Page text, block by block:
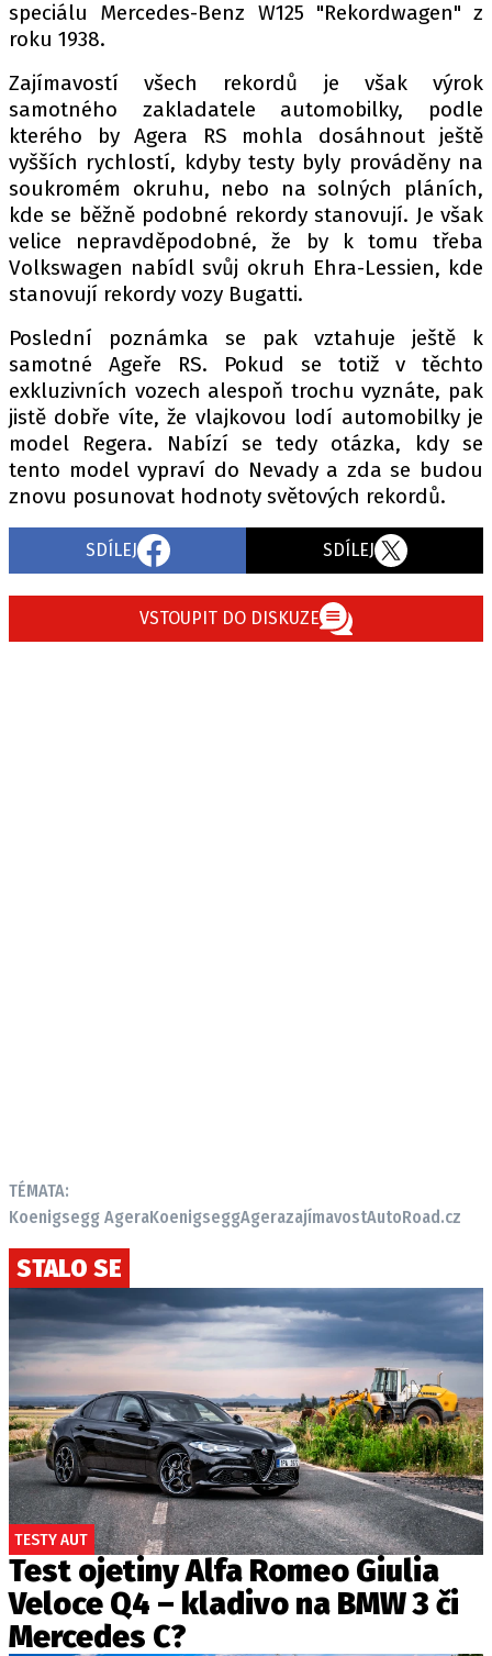
speciálu Mercedes-Benz W125 "Rekordwagen" z
roku 1938.
Zajímavostí všech rekordů je však výrok
samotného zakladatele automobilky, podle
kterého by Agera RS mohla dosáhnout ještě
vyšších rychlostí, kdyby testy byly prováděny na
soukromém okruhu, nebo na solných pláních,
kde se běžně podobné rekordy stanovují. Je však
velice nepravděpodobné, že by k tomu třeba
Volkswagen nabídl svůj okruh Ehra-Lessien, kde
stanovují rekordy vozy Bugatti.
Poslední poznámka se pak vztahuje ještě k
samotné Ageře RS. Pokud se totiž v těchto
exkluzivních vozech alespoň trochu vyznáte, pak
jistě dobře víte, že vlajkovou lodí automobilky je
model Regera. Nabízí se tedy otázka, kdy se
tento model vypraví do Nevady a zda se budou
znovu posunovat hodnoty světových rekordů.
SDÍLEJ SDÍLEJ
VSTOUPIT DO DISKUZE
TÉMATA:
Koenigsegg AgeraKoenigseggAgerazajímavostAutoRoad.cz
STALO SE
TESTY AUT
Test ojetiny Alfa Romeo Giulia
Veloce Q4 – kladivo na BMW 3 či
Mercedes C?